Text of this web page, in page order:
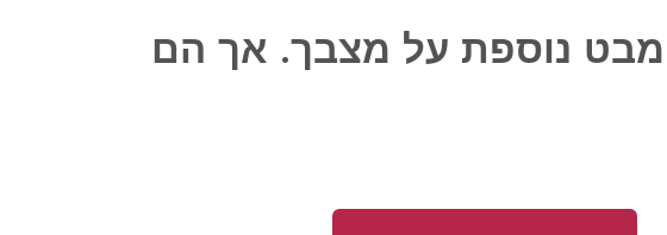
מבט נוספת על מצבך. אך הם